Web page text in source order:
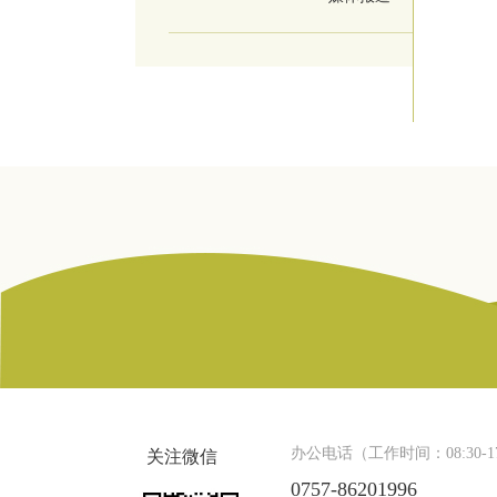
关注微信 办公电话（工作时间：08:30-
0757-86201996